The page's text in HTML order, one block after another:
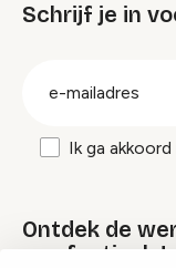
Schrijf je in
Ik ga
Ontdek de
van festivals!